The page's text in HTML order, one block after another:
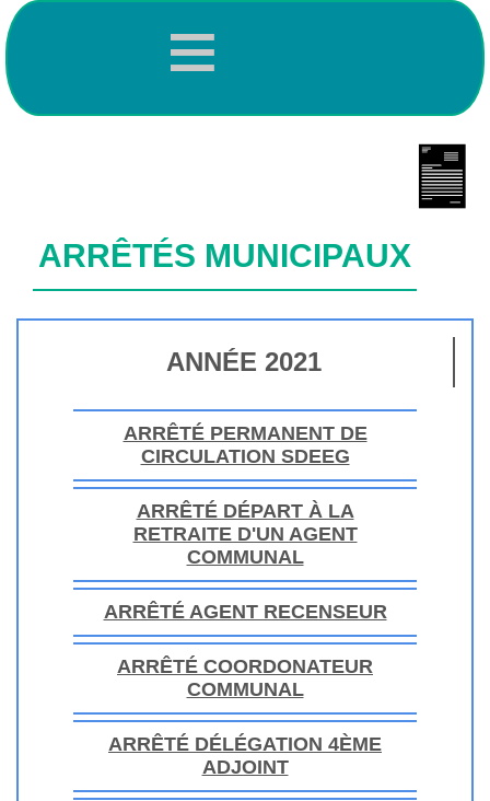
≡
ARRÊTÉS MUNICIPAUX
ANNÉE 2021
ARRÊTÉ PERMANENT DE
CIRCULATION SDEEG
ARRÊTÉ DÉPART À LA
RETRAITE D'UN AGENT
COMMUNAL
ARRÊTÉ AGENT RECENSEUR
ARRÊTÉ COORDONATEUR
COMMUNAL
ARRÊTÉ DÉLÉGATION 4ÈME
ADJOINT